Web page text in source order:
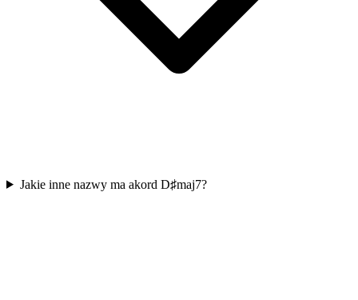
Jakie inne nazwy ma akord D♯maj7?